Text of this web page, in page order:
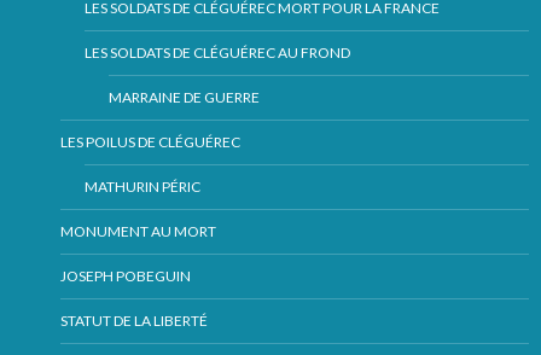
LES SOLDATS DE CLÉGUÉREC MORT POUR LA FRANCE
LES SOLDATS DE CLÉGUÉREC AU FROND
MARRAINE DE GUERRE
LES POILUS DE CLÉGUÉREC
MATHURIN PÉRIC
MONUMENT AU MORT
JOSEPH POBEGUIN
STATUT DE LA LIBERTÉ